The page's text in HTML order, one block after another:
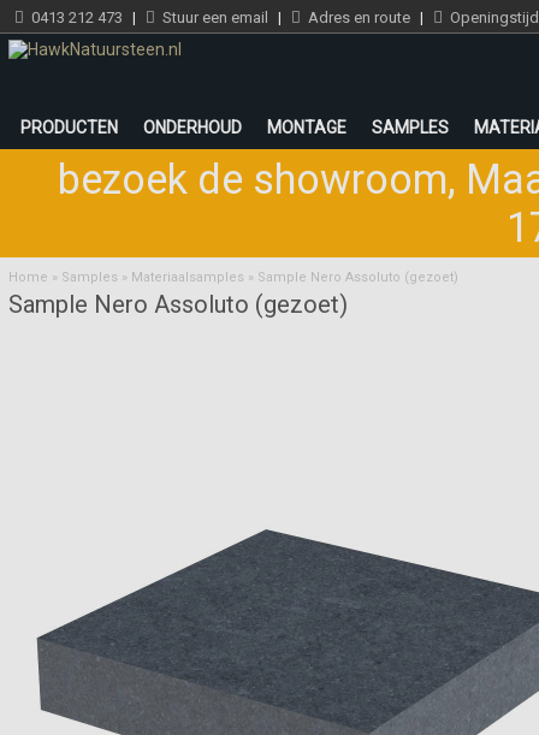
0413 212 473 | Stuur een email | Adres en route |
PRODUCTEN ONDERHOUD MONTAGE SAMPLES
bezoek de showroom,
Home » Samples » Materiaalsamples » Sample Nero Assoluto (gezoet)
Sample Nero Assoluto (gezoet)